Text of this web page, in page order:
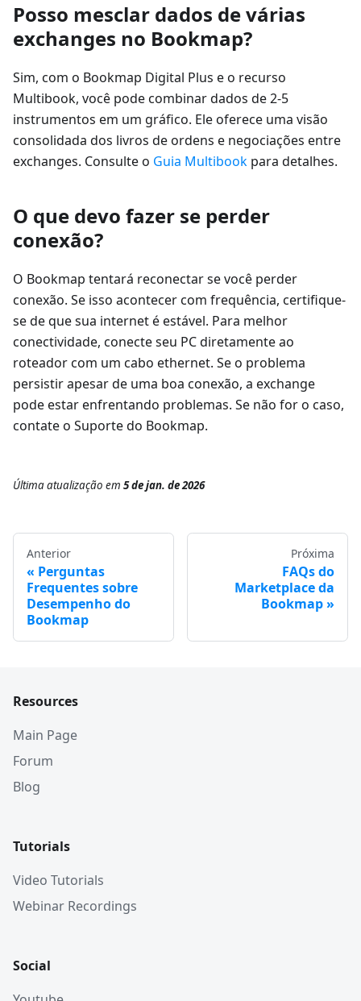
Posso mesclar dados de várias
exchanges no Bookmap?
Sim, com o Bookmap Digital Plus e o recurso
Multibook, você pode combinar dados de 2-5
instrumentos em um gráfico. Ele oferece uma visão
consolidada dos livros de ordens e negociações entre
exchanges. Consulte o Guia Multibook para detalhes.
O que devo fazer se perder
conexão?
O Bookmap tentará reconectar se você perder
conexão. Se isso acontecer com frequência, certifique-
se de que sua internet é estável. Para melhor
conectividade, conecte seu PC diretamente ao
roteador com um cabo ethernet. Se o problema
persistir apesar de uma boa conexão, a exchange
pode estar enfrentando problemas. Se não for o caso,
contate o Suporte do Bookmap.
Última atualização em 5 de jan. de 2026
Anterior
Perguntas
Frequentes sobre
Desempenho do
Bookmap
Próxima
FAQs do
Marketplace da
Bookmap
Resources
Main Page
Forum
Blog
Tutorials
Video Tutorials
Webinar Recordings
Social